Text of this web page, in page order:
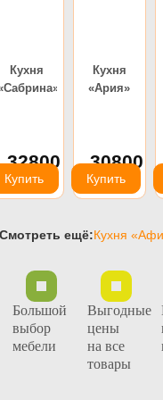
Кухня
32800
руб.
Купить
Кухня
«Ария»
30800
руб.
Купить
Смотреть ещё:Кухня
Большой
выбор
мебели
Выгодные
цены
на все
товары